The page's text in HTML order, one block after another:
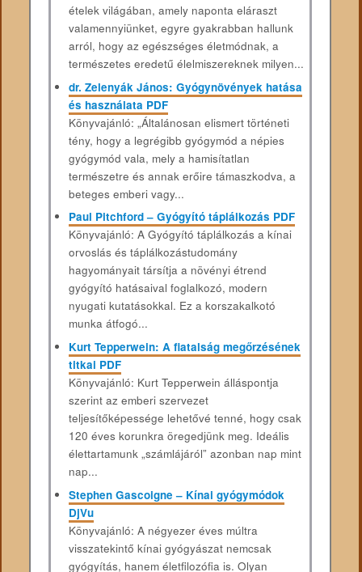
ételek világában, amely naponta eláraszt
valamennyiünket, egyre gyakrabban hallunk
arról, hogy az egészséges életmódnak, a
természetes eredetű élelmiszereknek milyen...
dr. Zelenyák János: Gyógynövények hatása
és használata PDF
Könyvajánló: „Általánosan elismert történeti
tény, hogy a legrégibb gyógymód a népies
gyógymód vala, mely a hamisítatlan
természetre és annak erőire támaszkodva, a
beteges emberi vagy...
Paul Pitchford – Gyógyító táplálkozás PDF
Könyvajánló: A Gyógyító táplálkozás a kínai
orvoslás és táplálkozástudomány
hagyományait társítja a növényi étrend
gyógyító hatásaival foglalkozó, modern
nyugati kutatásokkal. Ez a korszakalkotó
munka átfogó...
Kurt Tepperwein: A fiatalság megőrzésének
titkai PDF
Könyvajánló: Kurt Tepperwein álláspontja
szerint az emberi szervezet
teljesítőképessége lehetővé tenné, hogy csak
120 éves korunkra öregedjünk meg. Ideális
élettartamunk „számlájáról” azonban nap mint
nap...
Stephen Gascoigne – Kínai gyógymódok
DjVu
Könyvajánló: A négyezer éves múltra
visszatekintő kínai gyógyászat nemcsak
gyógyítás, hanem életfilozófia is. Olyan